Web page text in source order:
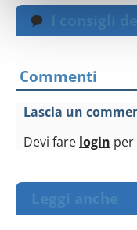
metro,
Approfondisci come
e imposta le tue
dalla Dichiarazione
Utilizziamo i cookie
annunci, per fornire
analizzare il nostro
I consigli
Commenti
Lascia un
Devi fare login
Leggi anche